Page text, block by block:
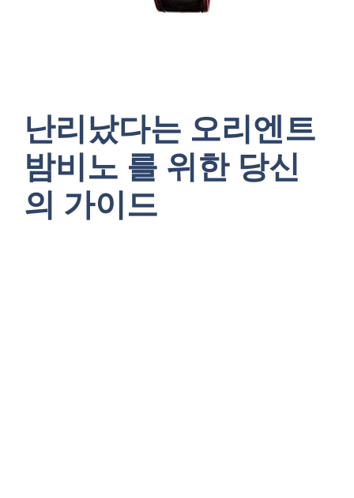
난리났다는 오리엔트
밤비노 를 위한 당신
의 가이드